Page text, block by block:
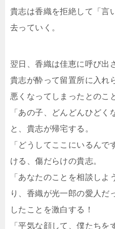
貴志は香織を拒絶して「言
去っていく。
翌日、香織は佳恵に呼び出
貴志が酔って留置所に入れ
悪くなってしまったとのこ
「あの子、どんどんひどく
と、貴志が帰宅する。
「どうしてここにいるん
ける、傷だらけの貴志。
「あなたのことを相談し
り、香織が光一郎の愛人だ
したことを激白する！
「平気な顔して、僕たちを